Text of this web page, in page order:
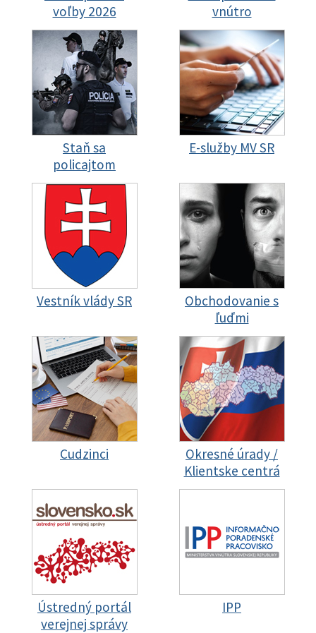
voľby 2026
vnútro
Staň sa
policajtom
E-služby MV SR
Vestník vlády SR
Obchodovanie s
ľuďmi
Cudzinci
Okresné úrady /
Klientske centrá
Ústredný portál
verejnej správy
IPP